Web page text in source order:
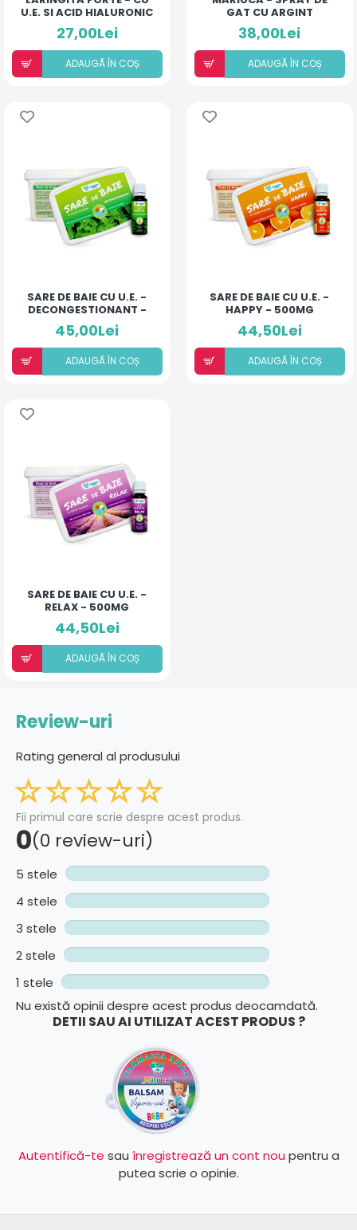
U.E. SI ACID HIALURONIC
(LĂMÂIE)
27,00Lei
ADAUGÃ ÎN COȘ
GAT CU ARGINT
COLOIDAL SI
ANTIBIOTIC - COMPLEX
- 10 ML
38,00Lei
ADAUGÃ ÎN COȘ
SARE DE BAIE CU U.E. -
DECONGESTIONANT -
500MG
45,00Lei
ADAUGÃ ÎN COȘ
SARE DE BAIE CU U.E. -
HAPPY - 500MG
44,50Lei
ADAUGÃ ÎN COȘ
SARE DE BAIE CU U.E. -
RELAX - 500MG
44,50Lei
ADAUGÃ ÎN COȘ
Review-uri
Rating general al produsului
Fii primul care scrie despre acest produs.
0(0 review-uri)
5 stele
4 stele
3 stele
2 stele
1 stele
Nu există opinii despre acest produs deocamdată.
DETII SAU AI UTILIZAT ACEST PRODUS ?
Autentifică-te sau înregistrează un cont nou pentru a
putea scrie o opinie.